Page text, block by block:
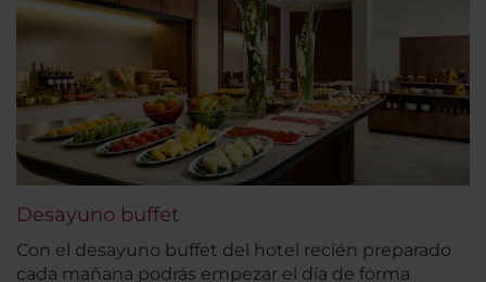
Desayuno buffet
Con el desayuno buffet del hotel recién preparado
cada mañana podrás empezar el día de forma